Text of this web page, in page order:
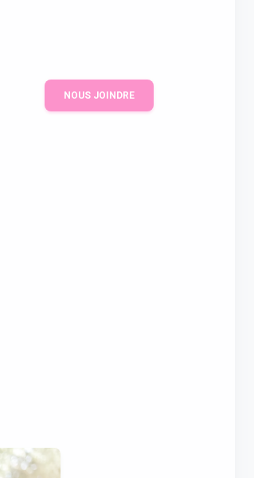
NOUS JOINDRE